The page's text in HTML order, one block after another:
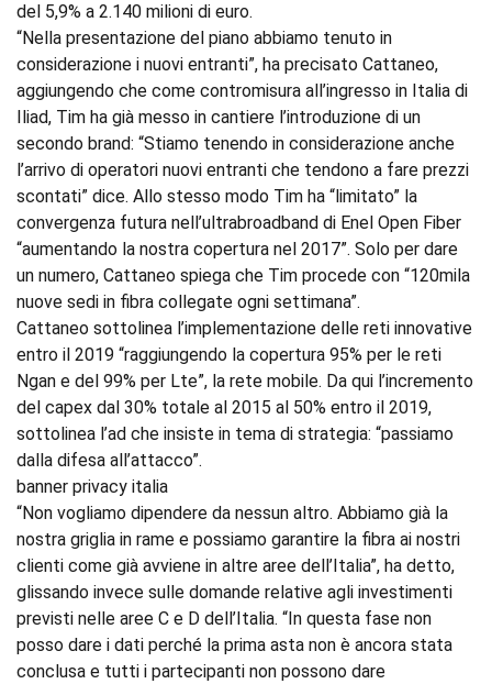
del 5,9% a 2.140 milioni di euro.
“Nella presentazione del piano abbiamo tenuto in
considerazione i nuovi entranti”, ha precisato Cattaneo,
aggiungendo che come contromisura all’ingresso in Italia di
Iliad, Tim ha già messo in cantiere l’introduzione di un
secondo brand: “Stiamo tenendo in considerazione anche
l’arrivo di operatori nuovi entranti che tendono a fare prezzi
scontati” dice. Allo stesso modo Tim ha “limitato” la
convergenza futura nell’ultrabroadband di Enel Open Fiber
“aumentando la nostra copertura nel 2017”. Solo per dare
un numero, Cattaneo spiega che Tim procede con “120mila
nuove sedi in fibra collegate ogni settimana”.
Cattaneo sottolinea l’implementazione delle reti innovative
entro il 2019 “raggiungendo la copertura 95% per le reti
Ngan e del 99% per Lte”, la rete mobile. Da qui l’incremento
del capex dal 30% totale al 2015 al 50% entro il 2019,
sottolinea l’ad che insiste in tema di strategia: “passiamo
dalla difesa all’attacco”.
banner privacy italia
“Non vogliamo dipendere da nessun altro. Abbiamo già la
nostra griglia in rame e possiamo garantire la fibra ai nostri
clienti come già avviene in altre aree dell’Italia”, ha detto,
glissando invece sulle domande relative agli investimenti
previsti nelle aree C e D dell’Italia. “In questa fase non
posso dare i dati perché la prima asta non è ancora stata
conclusa e tutti i partecipanti non possono dare